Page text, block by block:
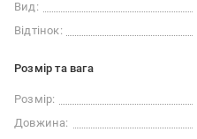
Вид:
Відтінок:
Розмір та вага
Розмір:
Довжина: